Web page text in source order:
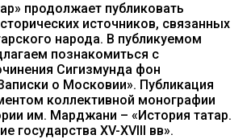
продолжает публиковать
источников, связанных
народа. В публикуемом
познакомиться с
Сигизмунда фон
о Московии». Публикация
коллективной монографии
им. Марджани – «История татар.
государства XV-XVIII вв».